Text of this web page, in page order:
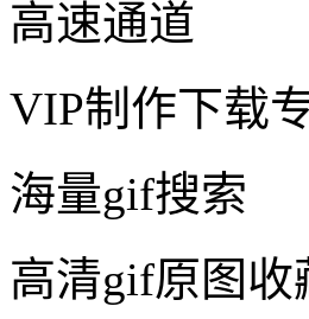
高速通道
VIP制作下载
海量gif搜索
高清gif原图收